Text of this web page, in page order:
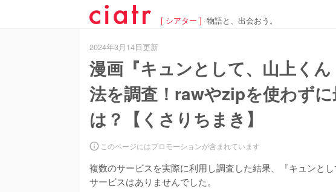
[ シアター ] 物語と、出会おう。
2024年3月14日更新
漫画『キュンとして、山上く
法を調査！rawやzipを使わず
は？【くさりちまき】
このページにはプロモーションが含まれています
複数のサービスを実際に利用し調査した結果、『キュンと
サービスはありませんでした。